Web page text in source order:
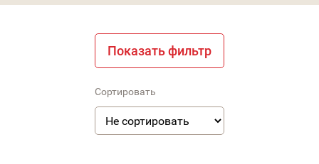
Показать фильтр
Сортировать